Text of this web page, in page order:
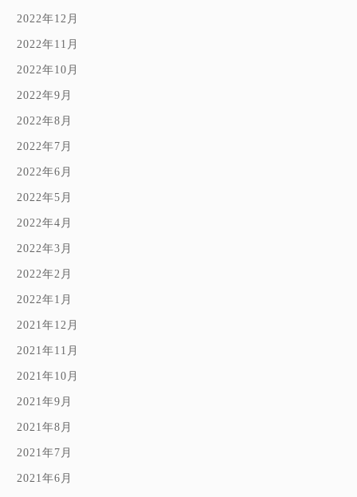
2022年12月
2022年11月
2022年10月
2022年9月
2022年8月
2022年7月
2022年6月
2022年5月
2022年4月
2022年3月
2022年2月
2022年1月
2021年12月
2021年11月
2021年10月
2021年9月
2021年8月
2021年7月
2021年6月